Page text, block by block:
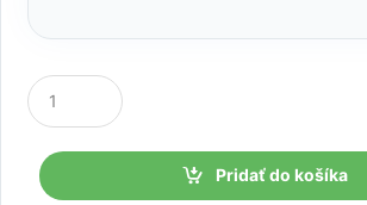
P
o
č
Pridať do košíka